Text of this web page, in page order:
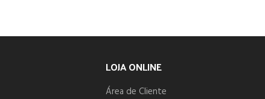
LOJA ONLINE
Área de Cliente